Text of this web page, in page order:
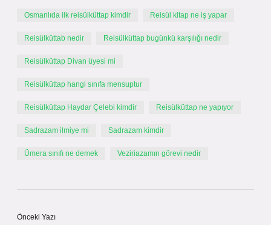
Osmanlıda ilk reisülküttap kimdir Reisül kitap ne iş yapar
Reisülküttab nedir Reisülküttap bugünkü karşılığı nedir
Reisülküttap Divan üyesi mi
Reisülküttap hangi sınıfa mensuptur
Reisülküttap Haydar Çelebi kimdir Reisülküttap ne yapıyor
Sadrazam ilmiye mi Sadrazam kimdir
Ümera sınıfı ne demek Veziriazamın görevi nedir
Önceki Yazı